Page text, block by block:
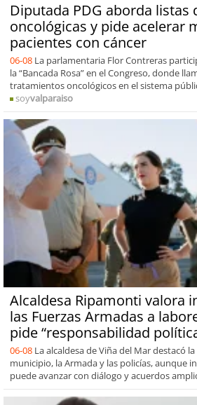
Diputada PDG aborda listas
oncológicas y pide acelerar
pacientes con cáncer
06-08 La parlamentaria Flor Contreras
la “Bancada Rosa” en el Congreso, donde
tratamientos oncológicos en el sistema
soyvalparaiso
Alcaldesa Ripamonti valora
las Fuerzas Armadas a
pide “responsabilidad
06-08 La alcaldesa de Viña del Mar destacó
municipio, la Armada y las policías, aunque
puede avanzar con diálogo y acuerdos